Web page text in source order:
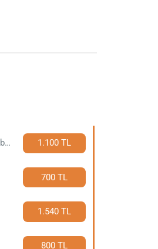
Nevşehir - Kahramanmaraş Otobüs Bileti 1.100 TL
700 TL
1.540 TL
800 TL